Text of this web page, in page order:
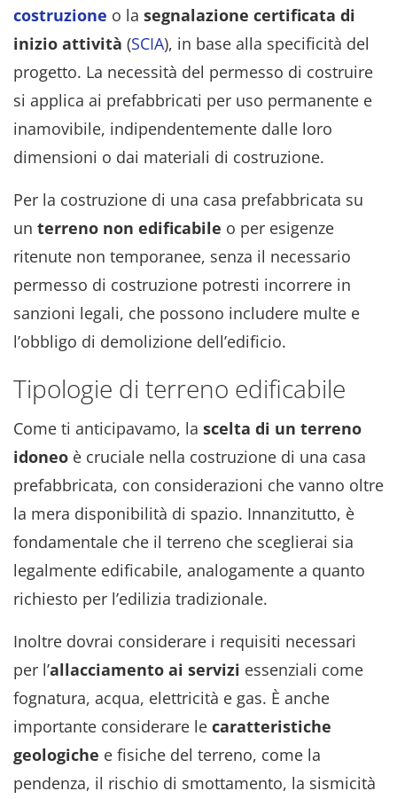
costruzione o la segnalazione certificata di
inizio attività (SCIA), in base alla specificità del
progetto. La necessità del permesso di costruire
si applica ai prefabbricati per uso permanente e
inamovibile, indipendentemente dalle loro
dimensioni o dai materiali di costruzione.
Per la costruzione di una casa prefabbricata su
un terreno non edificabile o per esigenze
ritenute non temporanee, senza il necessario
permesso di costruzione potresti incorrere in
sanzioni legali, che possono includere multe e
l’obbligo di demolizione dell’edificio.
Tipologie di terreno edificabile
Come ti anticipavamo, la scelta di un terreno
idoneo è cruciale nella costruzione di una casa
prefabbricata, con considerazioni che vanno oltre
la mera disponibilità di spazio. Innanzitutto, è
fondamentale che il terreno che sceglierai sia
legalmente edificabile, analogamente a quanto
richiesto per l’edilizia tradizionale.
Inoltre dovrai considerare i requisiti necessari
per l’allacciamento ai servizi essenziali come
fognatura, acqua, elettricità e gas. È anche
importante considerare le caratteristiche
geologiche e fisiche del terreno, come la
pendenza, il rischio di smottamento, la sismicità